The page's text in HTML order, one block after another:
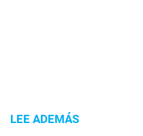
LEE ADEMÁS